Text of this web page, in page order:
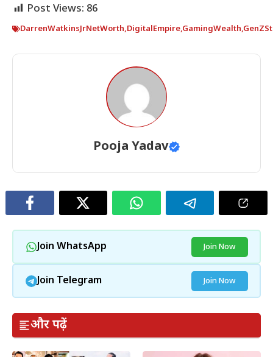
Post Views: 86
DarrenWatkinsJrNetWorth,DigitalEmpire,GamingWealth,
Pooja Yadav
Join WhatsApp Join Now
Join Telegram Join Now
और पढ़ें